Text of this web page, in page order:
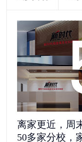
去剧组见“爱豆
1100多家合作